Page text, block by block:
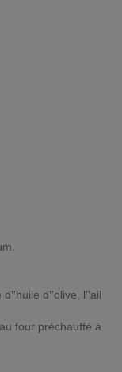
d''huile d''olive, l''ail
four préchauffé à